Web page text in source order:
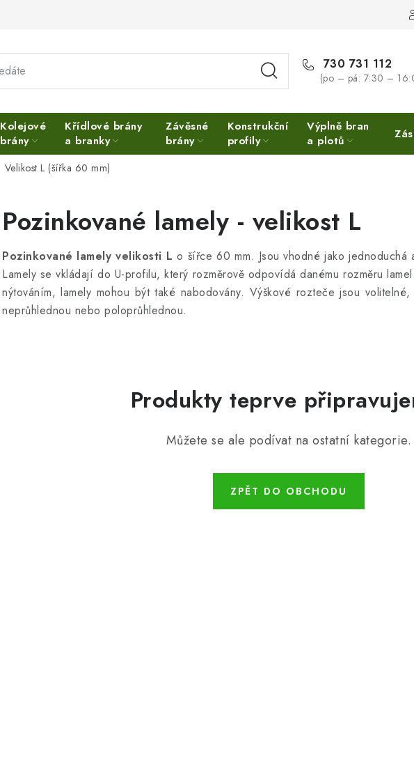
730 731 112
(po – pá: 7:30 –
Kolejové
brány
Křídlové brány
a branky
Závěsné
brány
Konstrukční
profily
Výplně bran
a plotů
Velikost L (šířka 60 mm)
Pozinkované lamely - velikost L
Pozinkované lamely velikosti L o šířce 60 mm. Jsou vhodné jako
Lamely se vkládají do U-profilu, který rozměrově odpovídá danému rozměru
nýtováním, lamely mohou být také nabodovány. Výškové rozteče jsou
neprůhlednou nebo poloprůhlednou.
Produkty teprve
Můžete se ale podívat na ostatní kategorie.
ZPĚT DO OBCHODU